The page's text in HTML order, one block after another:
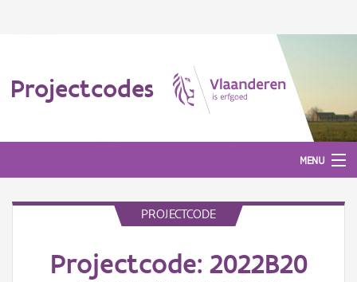
Projectcodes
MENU
PROJECTCODE
Projectcode: 2022B20